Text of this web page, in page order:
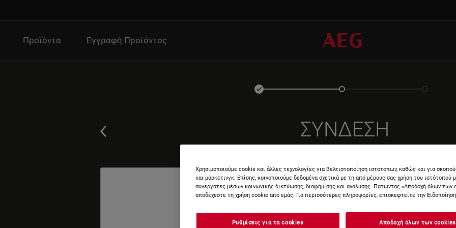
Προϊόντα Εγγραφή Προϊόντος
ΣΎΝΔΕΣΗ
Χρησιμοποιούμε cookie και άλλες τεχνολογίες για βελτιστοποίηση ιστότοπων, καθώς και για
και μάρκετινγκ. Επίσης, κοινοποιούμε δεδομένα σχετικά με τη από μέρους σας χρήση του ιστότοπού
συνεργάτες μέσων κοινωνικής δικτύωσης, διαφήμισης και ανάλυσης. Πατώντας «Αποδοχή όλων των
αποδέχεστε τη χρήση cookie από εμάς. Για περισσότερες πληροφορίες, επισκεφτείτε την
Ρυθμίσεις για τα cookies Αποδοχή όλων των cookies